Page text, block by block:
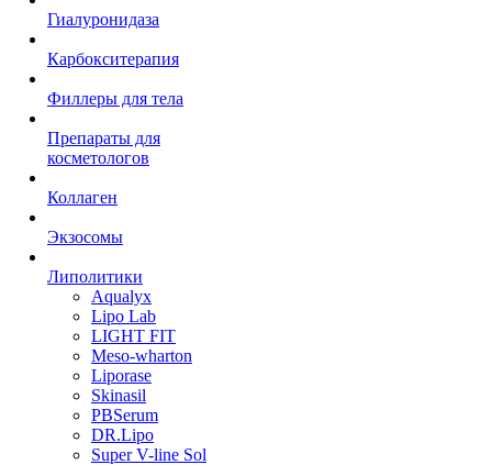
Гиалуронидаза
Карбокситерапия
Филлеры для тела
Препараты для
косметологов
Коллаген
Экзосомы
Липолитики
Aqualyx
Lipo Lab
LIGHT FIT
Meso-wharton
Liporase
Skinasil
PBSerum
DR.Lipo
Super V-line Sol